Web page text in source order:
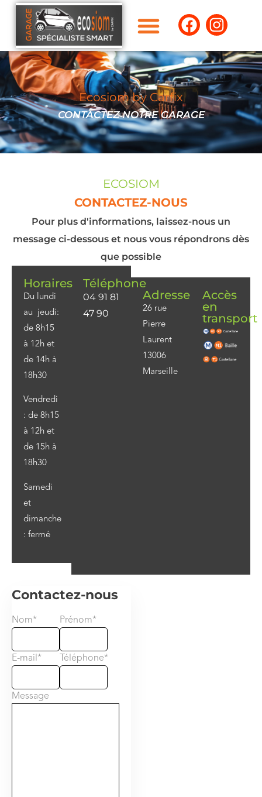
Ecosiom by Carfix
CONTACTEZ NOTRE GARAGE
ECOSIOM
CONTACTEZ-NOUS
Pour plus d'informations, laissez-nous un
message ci-dessous et nous vous répondrons dès
que possible
Horaires
Du lundi
au jeudi:
de 8h15
à 12h et
de 14h à
18h30
Vendredi
: de 8h15
à 12h et
de 15h à
18h30
Samedi
et
dimanche
: fermé
Téléphone
04 91 81
47 90
Adresse
26 rue
Pierre
Laurent
13006
Marseille
Accès
en
transport
Contactez-nous
Nom* Prénom*
E-mail* Téléphone*
Message